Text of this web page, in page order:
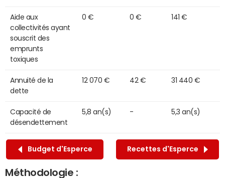
Aide aux
collectivités ayant
souscrit des
emprunts
toxiques
0 € 0 € 141 €
Annuité de la
dette
12 070 € 42 € 31 440 €
Capacité de
désendettement
5,8 an(s) - 5,3 an(s)
Budget d'Esperce Recettes d'Esperce
Méthodologie :